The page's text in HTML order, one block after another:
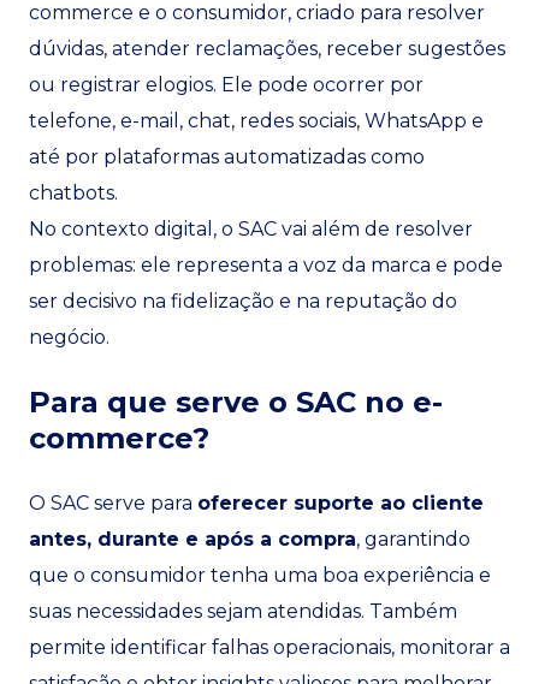
commerce e o consumidor, criado para resolver
dúvidas, atender reclamações, receber sugestões
ou registrar elogios. Ele pode ocorrer por
telefone, e-mail, chat, redes sociais, WhatsApp e
até por plataformas automatizadas como
chatbots.
No contexto digital, o SAC vai além de resolver
problemas: ele representa a voz da marca e pode
ser decisivo na fidelização e na reputação do
negócio.
Para que serve o SAC no e-
commerce?
O SAC serve para oferecer suporte ao cliente
antes, durante e após a compra, garantindo
que o consumidor tenha uma boa experiência e
suas necessidades sejam atendidas. Também
permite identificar falhas operacionais, monitorar a